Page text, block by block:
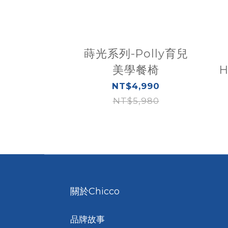
蒔光系列-Polly育兒
美學餐椅
NT$4,990
NT$5,980
關於Chicco
品牌故事